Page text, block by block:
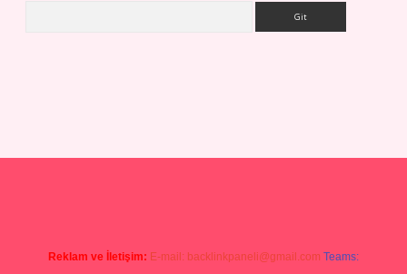
Reklam ve İletişim: E-mail: backlinkpaneli@gmail.com Teams: